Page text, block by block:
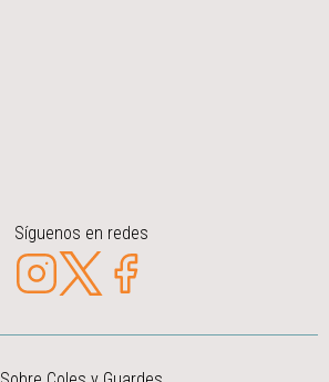
Síguenos en redes